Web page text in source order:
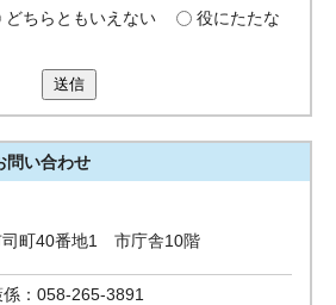
どちらともいえない
役にたたな
送信
問い合わせ
町40番地1 市庁舎10階
係：058-265-3891